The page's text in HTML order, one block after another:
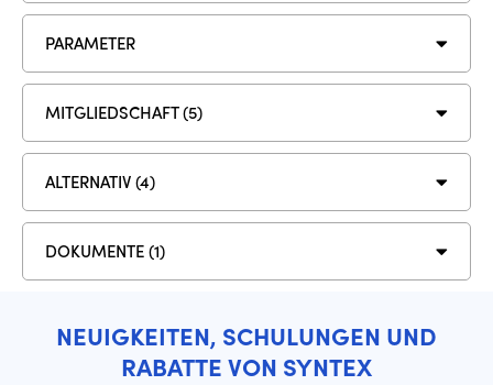
PARAMETER
MITGLIEDSCHAFT (5)
ALTERNATIV (4)
DOKUMENTE (1)
NEUIGKEITEN, SCHULUNGEN UND
RABATTE VON SYNTEX